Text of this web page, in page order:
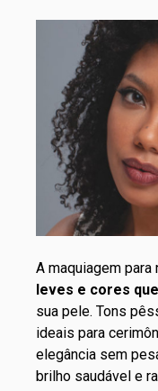
A maquiagem
leves e cores
sua pele. Tons
ideais para
elegância sem
brilho saudável e